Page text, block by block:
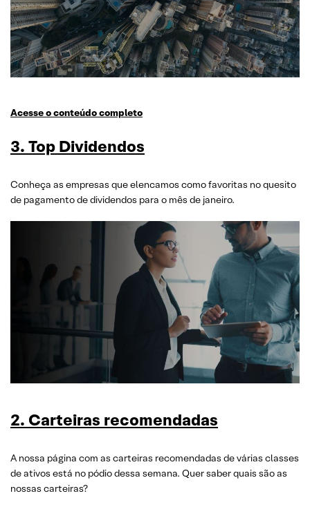
Acesse o conteúdo completo
3. Top Dividendos
Conheça as empresas que elencamos como favoritas no quesito
de pagamento de dividendos para o mês de janeiro.
2. Carteiras recomendadas
A nossa página com as carteiras recomendadas de várias classes
de ativos está no pódio dessa semana. Quer saber quais são as
nossas carteiras?